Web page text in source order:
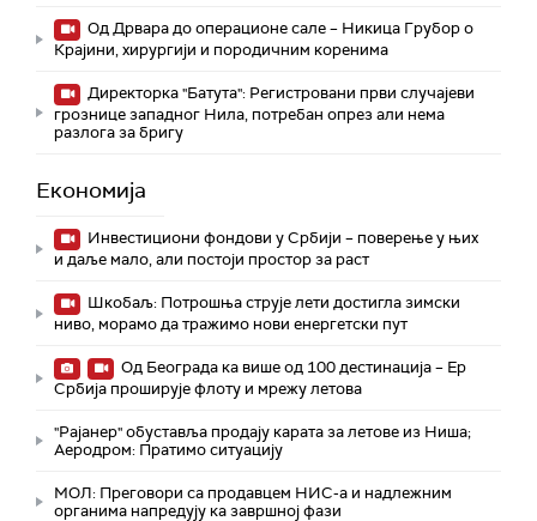
Од Дрвара до операционе сале – Никица Грубор о
Крајини, хирургији и породичним коренима
Директорка "Батута": Регистровани први случајеви
грознице западног Нила, потребан опрез али нема
разлога за бригу
Економија
Инвестициони фондови у Србији – поверење у њих
и даље мало, али постоји простор за раст
Шкобаљ: Потрошња струје лети достигла зимски
ниво, морамо да тражимо нови енергетски пут
Од Београда ка више од 100 дестинација – Ер
Србија проширује флоту и мрежу летова
"Рајанер" обуставља продају карата за летове из Ниша;
Аеродром: Пратимо ситуацију
МОЛ: Преговори са продавцем НИС-а и надлежним
органима напредују ка завршној фази